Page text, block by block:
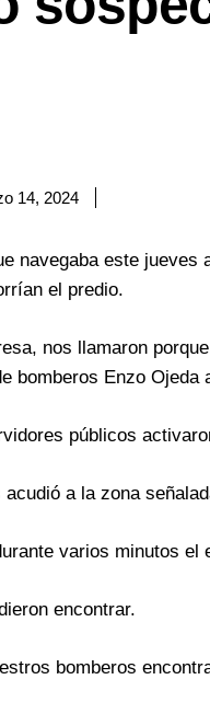
14, 2024
navegaba este
el predio.
nos llamaron
bomberos Enzo Ojeda
públicos
a la zona
varios minutos el
encontrar.
bomberos